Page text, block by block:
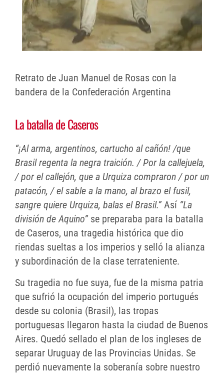
Retrato de Juan Manuel de Rosas con la
bandera de la Confederación Argentina
La batalla de Caseros
“¡Al arma, argentinos, cartucho al cañón! /que
Brasil regenta la negra traición. / Por la callejuela,
/ por el callejón, que a Urquiza compraron / por un
patacón, / el sable a la mano, al brazo el fusil,
sangre quiere Urquiza, balas el Brasil.”Así “La
división de Aquino”se preparaba para la batalla
de Caseros, una tragedia histórica que dio
riendas sueltas a los imperios y selló la alianza
y subordinación de la clase terrateniente.
Su tragedia no fue suya, fue de la misma patria
que sufrió la ocupación del imperio portugués
desde su colonia (Brasil), las tropas
portuguesas llegaron hasta la ciudad de Buenos
Aires. Quedó sellado el plan de los ingleses de
separar Uruguay de las Provincias Unidas. Se
perdió nuevamente la soberanía sobre nuestro